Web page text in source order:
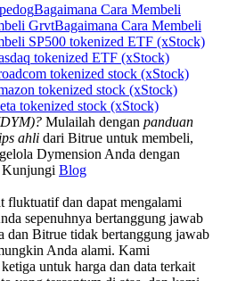
Bagaimana Cara Membeli
GrvtBagaimana Cara Membeli
SP500 tokenized ETF (xStock)
tokenized ETF (xStock)
tokenized stock (xStock)
tokenized stock (xStock)
tokenized stock (xStock)
Mulailah dengan panduan
ahli dari Bitrue untuk membeli,
Dymension Anda dengan
Blog
fluktuatif dan dapat mengalami
sepenuhnya bertanggung jawab
dan Bitrue tidak bertanggung jawab
Anda alami. Kami
untuk harga dan data terkait